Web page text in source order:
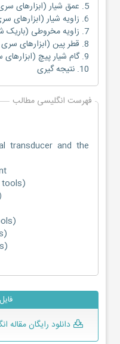
5. عمق شیار (ابزارهای سری D)
6. زاویه شیار (ابزارهای سری F)
7. زاویه مخروطی (باریک شوندگی) پین (ابزارهای سری T)
8. قطر پین (ابزارهای سری P)
9. گام شیار پیچ (ابزارهای سری H)
10. نتیجه گیری
فهرست انگلیسی مطالب
transducer and the
دانلود رایگان مقاله